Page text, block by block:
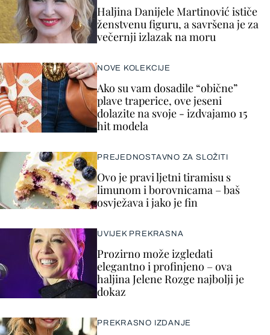
Haljina Danijele Martinović ističe
ženstvenu figuru, a savršena je za
večernji izlazak na moru
NOVE KOLEKCIJE
Ako su vam dosadile “obične”
plave traperice, ove jeseni
dolazite na svoje - izdvajamo 15
hit modela
PREJEDNOSTAVNO ZA SLOŽITI
Ovo je pravi ljetni tiramisu s
limunom i borovnicama – baš
osvježava i jako je fin
UVIJEK PREKRASNA
Prozirno može izgledati
elegantno i profinjeno – ova
haljina Jelene Rozge najbolji je
dokaz
PREKRASNO IZDANJE